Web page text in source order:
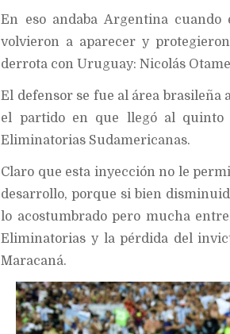
En eso andaba Argentina cuando
volvieron a aparecer y
derrota con Uruguay: Nicolás
El defensor se fue al área brasileña
el partido en que llegó al quinto
Eliminatorias Sudamericanas.
Claro que esta inyección no le
desarrollo, porque si bien
lo acostumbrado pero mucha
Eliminatorias y la pérdida del
Maracaná.